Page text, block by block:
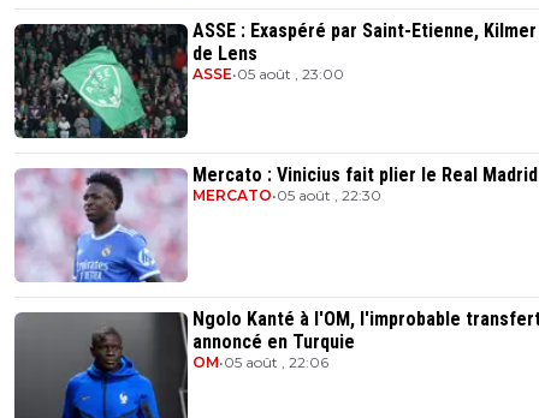
ASSE : Exaspéré par Saint-Etienne,
de Lens
ASSE•05 août , 23:00
Mercato : Vinicius fait plier le Real Madrid
MERCATO•05 août , 22:30
Ngolo Kanté à l'OM, l'improbable
annoncé en Turquie
OM•05 août , 22:06